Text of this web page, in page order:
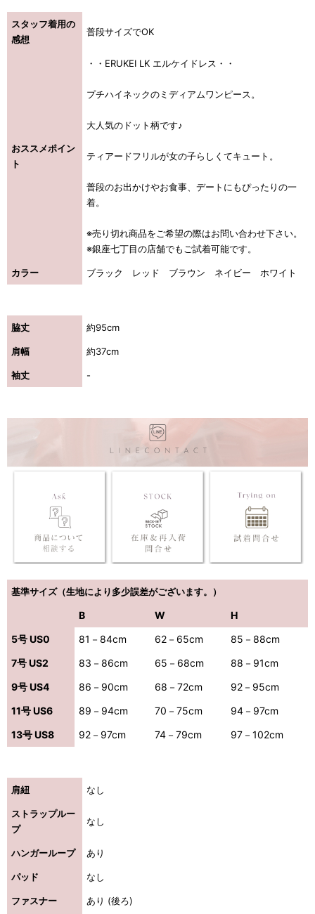
スタッフ着用の
感想
普段サイズでOK
おススメポイン
ト
・・ERUKEI LK エルケイドレス・・
プチハイネックのミディアムワンピース。
大人気のドット柄です♪
ティアードフリルが女の子らしくてキュート。
普段のお出かけやお食事、デートにもぴったりの一
着。
※売り切れ商品をご希望の際はお問い合わせ下さい。
※銀座七丁目の店舗でもご試着可能です。
カラー ブラック レッド ブラウン ネイビー ホワイト
脇丈 約95cm
肩幅 約37cm
袖丈 -
基準サイズ（生地により多少誤差がございます。）
B W
H
5号 US0
81－84cm 62－65cm
85－88cm
7号 US2
83－86cm 65－68cm
88－91cm
9号 US4
86－90cm 68－72cm
92－95cm
11号 US6
89－94cm 70－75cm
94－97cm
13号 US8
92－97cm 74－79cm 97－102cm
肩紐 なし
ストラップルー
プ
なし
ハンガーループ あり
パッド なし
ファスナー あり (後ろ)
、自分らしく、美しく。-
ンピース
エレガンスをひとさじー